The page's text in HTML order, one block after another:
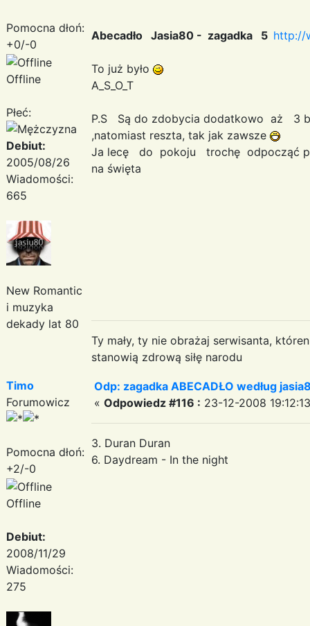
Pomocna dłoń:
+0/-0
Offline
Płeć:
Debiut:
2005/08/26
Wiadomości:
665
New Romantic
i muzyka
dekady lat 80
Abecadło Jasia80 - zagadka 5 http://
To już było
A_S_O_T
P.S Są do zdobycia dodatkowo aż 3
,natomiast reszta, tak jak zawsze
Ja lecę do pokoju trochę odpocząć
na święta
Ty mały, ty nie obrażaj serwisanta,
stanowią zdrową siłę narodu
Timo
Forumowicz
Pomocna dłoń:
+2/-0
Offline
Debiut:
2008/11/29
Wiadomości:
275
Odp: zagadka ABECADŁO według
« Odpowiedz #116 : 23-12-2008
3. Duran Duran
6. Daydream - In the night